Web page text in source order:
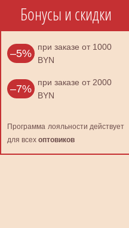
Бонусы и скидки
–5%
при заказе от 1000
BYN
–7%
при заказе от 2000
BYN
Программа лояльности действует
для всех оптовиков